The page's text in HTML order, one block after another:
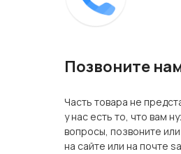
Позвоните
Часть товара не
у нас есть то, что вам
вопросы, позвоните
на сайте или на почте